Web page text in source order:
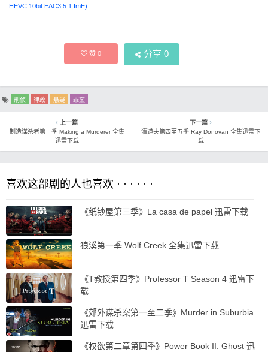
HEVC 10bit EAC3 5.1 ImE)
赞0 分享 0
刑侦 律政 悬疑 罪案
上一篇
制造谋杀者第一季 Making a Murderer 全集
迅雷下载
下一篇
清道夫第四至五季 Ray Donovan 全集迅雷下
载
喜欢这部剧的人也喜欢 · · · · · ·
《纸钞屋第三季》La casa de papel 迅雷下载
狼溪第一季 Wolf Creek 全集迅雷下载
《T教授第四季》Professor T Season 4 迅雷下
载
《郊外谋杀案第一至二季》Murder in Suburbia
迅雷下载
《权欲第二章第四季》Power Book II: Ghost 迅